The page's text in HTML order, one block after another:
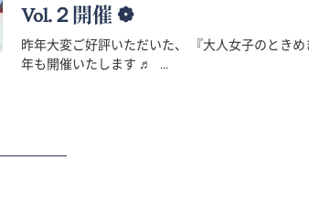
Vol.２開催 ❁
昨年大変ご好評いただいた、 『大人女子のときめ
年も開催いたします ♬ ...